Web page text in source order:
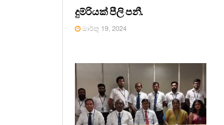
දුම්රියක් පීලි පනී.
මාර්තු 19, 2024